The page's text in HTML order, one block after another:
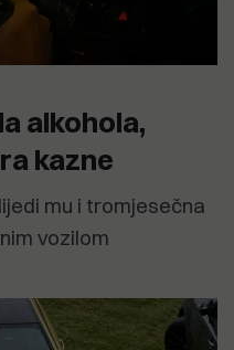
alkohola,
kazne
mu i tromjesečna
vozilom